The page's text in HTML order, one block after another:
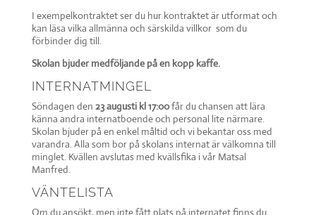
I exempelkontraktet ser du hur kontraktet är utformat och
kan läsa vilka allmänna och särskilda villkor som du
förbinder dig till.
Skolan bjuder medföljande på en kopp kaffe.
INTERNATMINGEL
Söndagen den 23 augusti kl 17:00får du chansen att lära
känna andra internatboende och personal lite närmare.
Skolan bjuder på en enkel måltid och vi bekantar oss med
varandra. Alla som bor på skolans internat är välkomna till
minglet. Kvällen avslutas med kvällsfika i vår Matsal
Manfred.
VÄNTELISTA
Om du ansökt, men inte fått plats på internatet finns du